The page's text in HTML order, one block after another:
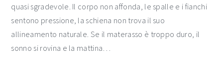
quasi sgradevole. Il corpo non affonda, le spalle e i fianchi
sentono pressione, la schiena non trova il suo
allineamento naturale. Se il materasso è troppo duro, il
sonno si rovina e la mattina…